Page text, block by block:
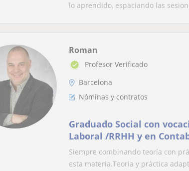
lo aprendido, espaciando las
Roman
Profesor Verificado
Barcelona
Nóminas y contratos
Graduado Social con
Laboral /RRHH y en
básico y avanzado
Siempre combinando teoría con
esta materia.Teoria y práctica